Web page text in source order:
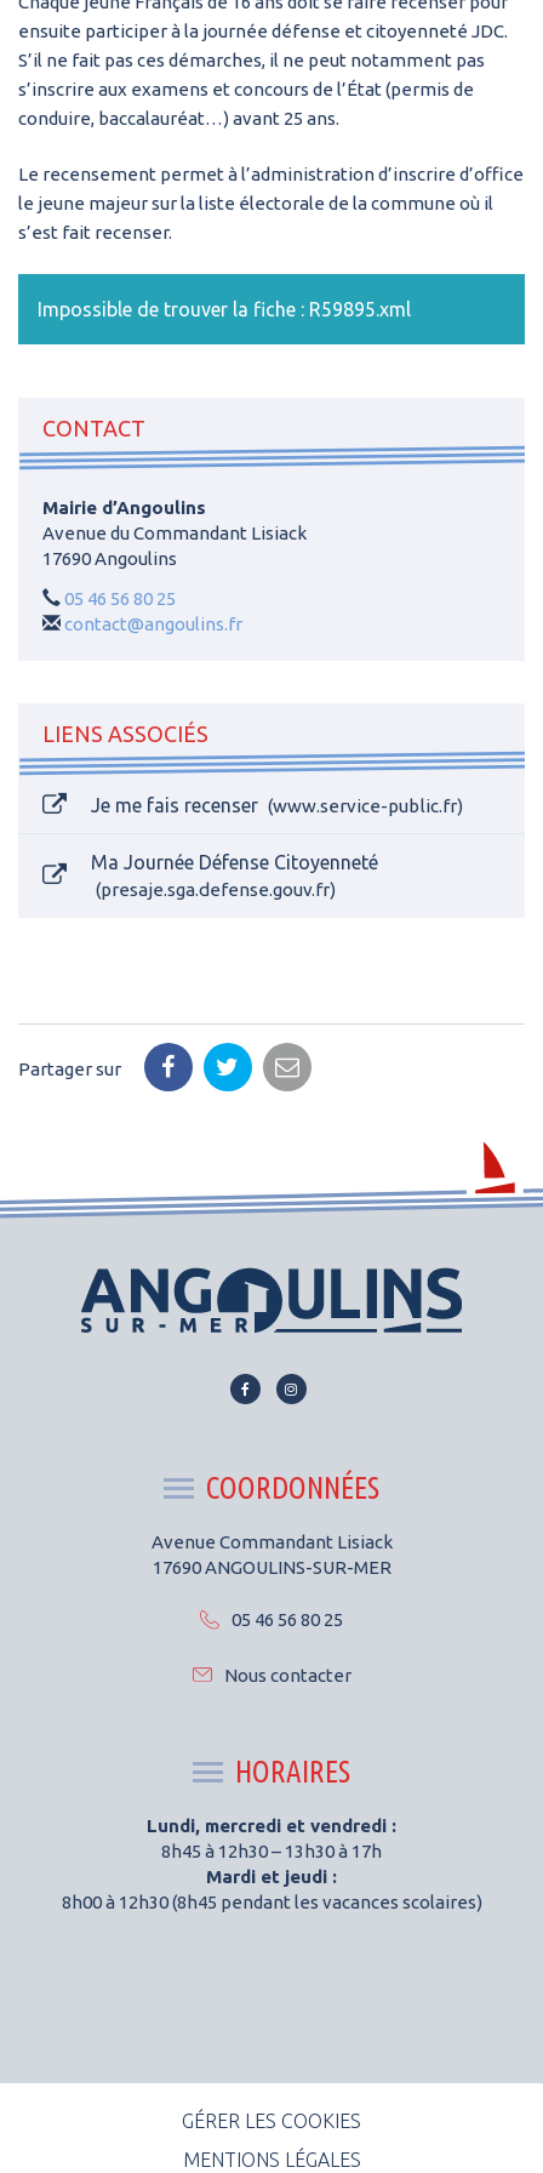
ensuite participer à la journée défense et citoyenneté JDC.
S’il ne fait pas ces démarches, il ne peut notamment pas
s’inscrire aux examens et concours de l’État (permis de
conduire, baccalauréat…) avant 25 ans.
Le recensement permet à l’administration d’inscrire d’office
le jeune majeur sur la liste électorale de la commune où il
s’est fait recenser.
Impossible de trouver la fiche : R59895.xml
CONTACT
Mairie d’Angoulins
Avenue du Commandant Lisiack
17690 Angoulins
05 46 56 80 25
contact@angoulins.fr
LIENS ASSOCIÉS
Je me fais recenser www.service-public.fr
Ma Journée Défense Citoyenneté
presaje.sga.defense.gouv.fr
Partager sur
Lien
Facebook
Lien
Instagram
COORDONNÉES
Avenue Commandant Lisiack
17690 ANGOULINS-SUR-MER
05 46 56 80 25
Nous contacter
HORAIRES
Lundi, mercredi et vendredi :
8h45 à 12h30 – 13h30 à 17h
Mardi et jeudi :
8h00 à 12h30 (8h45 pendant les vacances scolaires)
GÉRER LES COOKIES
MENTIONS LÉGALES